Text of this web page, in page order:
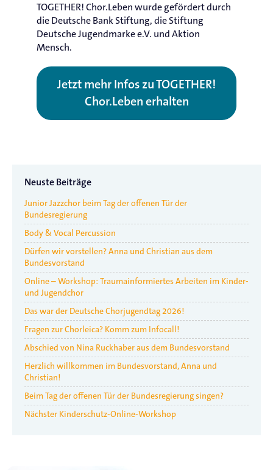
TOGETHER! Chor.Leben wurde gefördert durch
die Deutsche Bank Stiftung, die Stiftung
Deutsche Jugendmarke e.V. und Aktion
Mensch.
Jetzt mehr Infos zu TOGETHER!
Chor.Leben erhalten
Neuste Beiträge
Junior Jazzchor beim Tag der offenen Tür der
Bundesregierung
Body & Vocal Percussion
Dürfen wir vorstellen? Anna und Christian aus dem
Bundesvorstand
Online – Workshop: Traumainformiertes Arbeiten im Kinder-
und Jugendchor
Das war der Deutsche Chorjugendtag 2026!
Fragen zur Chorleica? Komm zum Infocall!
Abschied von Nina Ruckhaber aus dem Bundesvorstand
Herzlich willkommen im Bundesvorstand, Anna und
Christian!
Beim Tag der offenen Tür der Bundesregierung singen?
Nächster Kinderschutz-Online-Workshop